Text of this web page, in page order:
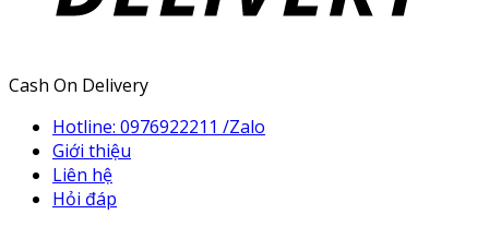
Cash On Delivery
Hotline: 0976922211 /Zalo
Giới thiệu
Liên hệ
Hỏi đáp